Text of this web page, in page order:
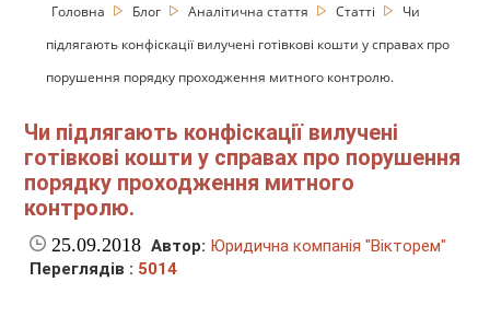
Головна Блог Аналітична стаття Статті
Чи
підлягають конфіскації вилучені готівкові кошти у справах про
порушення порядку проходження митного контролю.
Чи підлягають конфіскації вилучені
готівкові кошти у справах про порушення
порядку проходження митного
контролю.
25.09.2018 Автор: Юридична компанія "Вікторем"
Переглядів : 5014